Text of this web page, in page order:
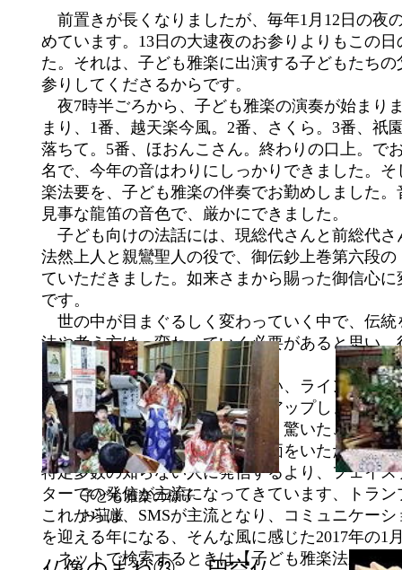
前置きが長くなりましたが、毎年1月12日の夜
めています。13日の大逮夜のお参りよりもこの
た。それは、子ども雅楽に出演する子どもたち
参りしてくださるからです。
夜7時半ごろから、子ども雅楽の演奏が始まり
まり、1番、越天楽今風。2番、さくら。3番、祇
落ちて。5番、ほおんこさん。終わりの口上。で
名で、今年の音はわりにしっかりできました。
楽法要を、子ども雅楽の伴奏でお勤めしました
見事な龍笛の音色で、厳かにできました。
子ども向けの法話には、現総代さんと前総代さ
法然上人と親鸞聖人の役で、御伝鈔上巻第六段
ていただきました。如来さまから賜った御信心
です。
世の中が目まぐるしく変わっていく中で、伝統
法や考え方は、変わっていく必要があると思い
かねばならんと思っています。
そこで、私も脱皮しようと思い、ラインを始め
ブに子ども雅楽やお寺の様子をアップしました
も登録して、動画を載せました。驚いたことに
超える人々から「いいね！」評価をいただきま
特定多数の知らない人に発信するより、フェイ
ターでの発信が主流になってきています、トラ
これからは、SMSが主流となり、コミュニケー
を迎える年になる、そんな風に感じた2017年の1
ネットで検索するときは【子ども雅楽法泉寺】
子ども雅楽の様子
お荘厳